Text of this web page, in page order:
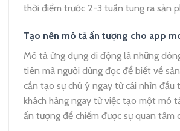
thời điểm trước 2-3 tuần tung ra sản
Tạo nên mô tả ấn tượng cho app
Mô tả ứng dụng di động là những
tiên mà người dùng đọc để biết về
cần tạo sự chú ý ngay từ cái nhìn đầu
khách hàng ngay từ việc tạo một mô
ấn tượng để chiếm được sự quan tâm